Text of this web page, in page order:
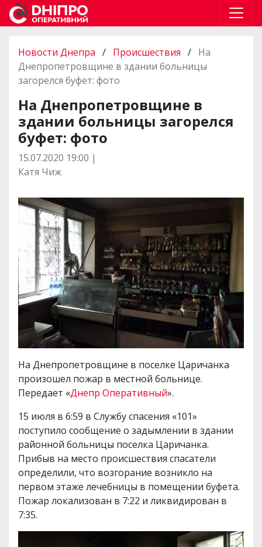
Новости Днепра / Происшествия / На
Днепропетровщине в здании больницы
загорелся буфет: фото
На Днепропетровщине в
здании больницы загорелся
буфет: фото
15.07.2020 19:00 |
Катя Чиж
На Днепропетровщине в поселке Царичанка
произошел пожар в местной больнице.
Передает «Днепр Оперативный».
15 июля в 6:59 в Службу спасения «101»
поступило сообщение о задымлении в здании
районной больницы поселка Царичанка.
Прибыв на место происшествия спасатели
определили, что возгорание возникло на
первом этаже лечебницы в помещении буфета.
Пожар локализован в 7:22 и ликвидирован в
7:35.